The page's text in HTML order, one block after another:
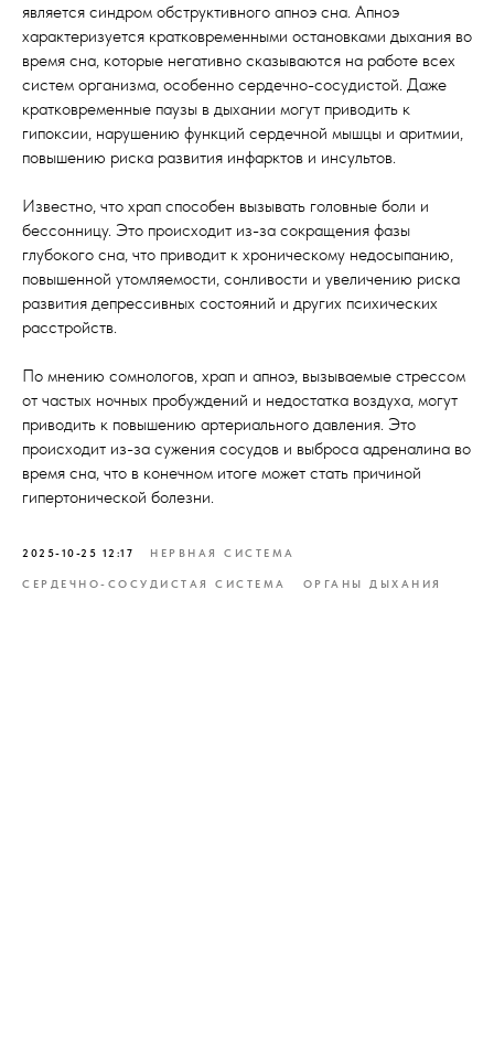
является синдром обструктивного апноэ сна. Апноэ
характеризуется кратковременными остановками дыхания во
время сна, которые негативно сказываются на работе всех
систем организма, особенно сердечно-сосудистой. Даже
кратковременные паузы в дыхании могут приводить к
гипоксии, нарушению функций сердечной мышцы и аритмии,
повышению риска развития инфарктов и инсультов.
Известно, что храп способен вызывать головные боли и
бессонницу. Это происходит из-за сокращения фазы
глубокого сна, что приводит к хроническому недосыпанию,
повышенной утомляемости, сонливости и увеличению риска
развития депрессивных состояний и других психических
расстройств.
По мнению сомнологов, храп и апноэ, вызываемые стрессом
от частых ночных пробуждений и недостатка воздуха, могут
приводить к повышению артериального давления. Это
происходит из-за сужения сосудов и выброса адреналина во
время сна, что в конечном итоге может стать причиной
гипертонической болезни.
2025-10-25 12:17 НЕРВНАЯ СИСТЕМА
СЕРДЕЧНО-СОСУДИСТАЯ СИСТЕМА ОРГАНЫ ДЫХАНИЯ